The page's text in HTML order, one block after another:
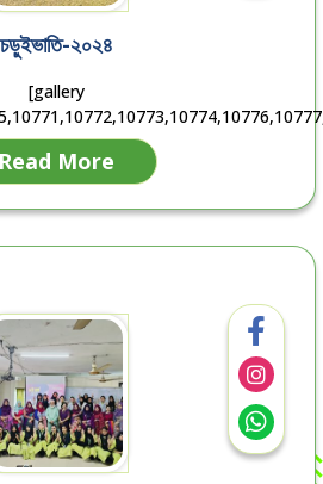
চড়ুইভাতি-২০২৪
[gallery
Read More